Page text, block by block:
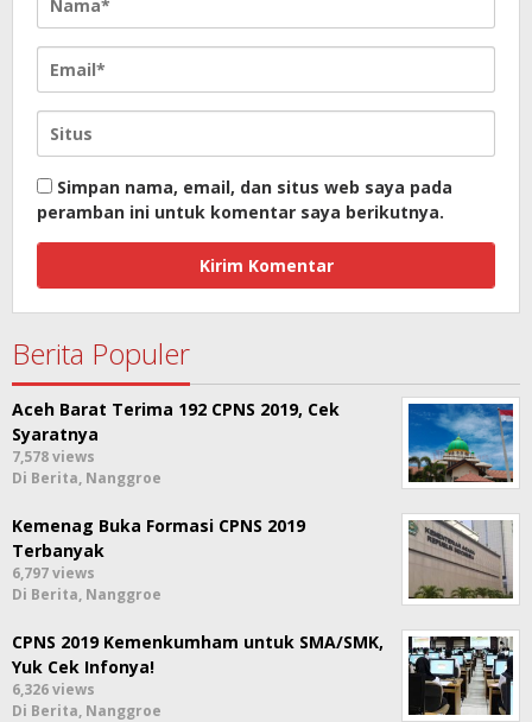
Simpan nama, email, dan situs web saya pada
peramban ini untuk komentar saya berikutnya.
Berita Populer
Aceh Barat Terima 192 CPNS 2019, Cek
Syaratnya
7,578 views
Di Berita, Nanggroe
Kemenag Buka Formasi CPNS 2019
Terbanyak
6,797 views
Di Berita, Nanggroe
CPNS 2019 Kemenkumham untuk SMA/SMK,
Yuk Cek Infonya!
6,326 views
Di Berita, Nanggroe